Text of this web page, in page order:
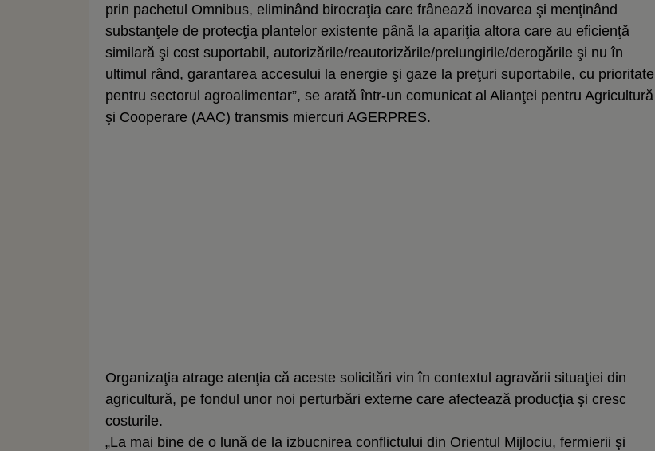
prin pachetul Omnibus, eliminând birocraţia care frânează inovarea şi menţinând
substanţele de protecţia plantelor existente până la apariţia altora care au eficienţă
similară şi cost suportabil, autorizările/reautorizările/prelungirile/derogările şi nu în
ultimul rând, garantarea accesului la energie şi gaze la preţuri suportabile, cu prioritate
pentru sectorul agroalimentar”, se arată într-un comunicat al Alianţei pentru Agricultură
şi Cooperare (AAC) transmis miercuri AGERPRES.
Organizaţia atrage atenţia că aceste solicitări vin în contextul agravării situaţiei din
agricultură, pe fondul unor noi perturbări externe care afectează producţia şi cresc
costurile.
„La mai bine de o lună de la izbucnirea conflictului din Orientul Mijlociu, fermierii şi